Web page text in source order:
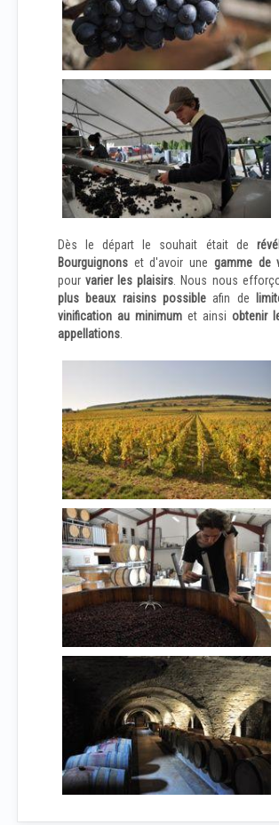
Dès le départ le souhait était de
Bourguignons et d'avoir une gamme de
pourvarier les plaisirs . Nous nous
plus beaux raisins possible afin de
vinification au minimum et ainsi obtenir
appellations